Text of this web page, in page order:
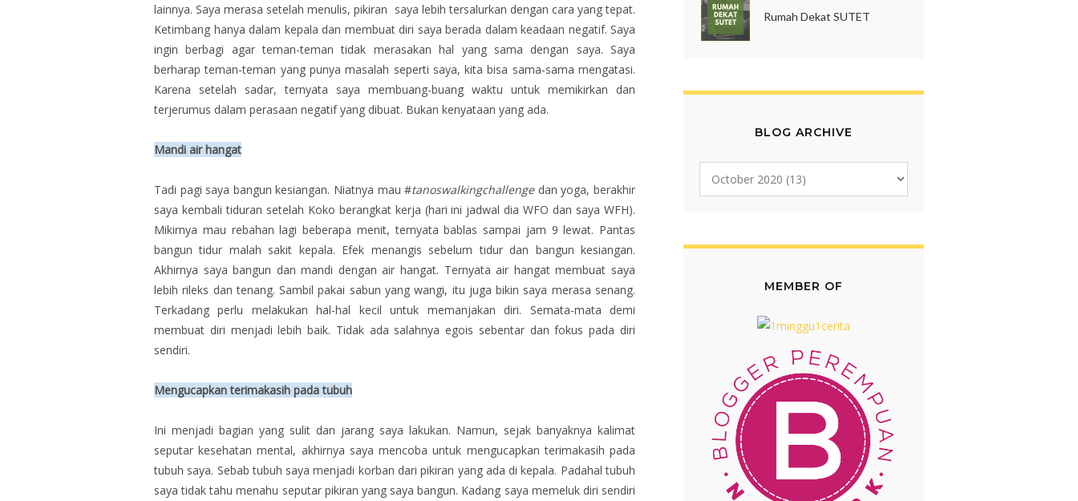
lainnya. Saya merasa setelah menulis, pikiran saya lebih tersalurkan dengan cara yang tepat.
Ketimbang hanya dalam kepala dan membuat diri saya berada dalam keadaan negatif. Saya
ingin berbagi agar teman-teman tidak merasakan hal yang sama dengan saya. Saya
berharap teman-teman yang punya masalah seperti saya, kita bisa sama-sama mengatasi.
Karena setelah sadar, ternyata saya membuang-buang waktu untuk memikirkan dan
terjerumus dalam perasaan negatif yang dibuat. Bukan kenyataan yang ada.
Mandi air hangat
Tadi pagi saya bangun kesiangan. Niatnya mau #tanoswalkingchallengedan yoga, berakhir
saya kembali tiduran setelah Koko berangkat kerja (hari ini jadwal dia WFO dan saya WFH).
Mikirnya mau rebahan lagi beberapa menit, ternyata bablas sampai jam 9 lewat. Pantas
bangun tidur malah sakit kepala. Efek menangis sebelum tidur dan bangun kesiangan.
Akhirnya saya bangun dan mandi dengan air hangat. Ternyata air hangat membuat saya
lebih rileks dan tenang. Sambil pakai sabun yang wangi, itu juga bikin saya merasa senang.
Terkadang perlu melakukan hal-hal kecil untuk memanjakan diri. Semata-mata demi
membuat diri menjadi lebih baik. Tidak ada salahnya egois sebentar dan fokus pada diri
sendiri.
Mengucapkan terimakasih pada tubuh
Ini menjadi bagian yang sulit dan jarang saya lakukan. Namun, sejak banyaknya kalimat
seputar kesehatan mental, akhirnya saya mencoba untuk mengucapkan terimakasih pada
tubuh saya. Sebab tubuh saya menjadi korban dari pikiran yang ada di kepala. Padahal tubuh
saya tidak tahu menahu seputar pikiran yang saya bangun. Kadang saya memeluk diri sendiri
Rumah Dekat SUTET
BLOG ARCHIVE
MEMBER OF